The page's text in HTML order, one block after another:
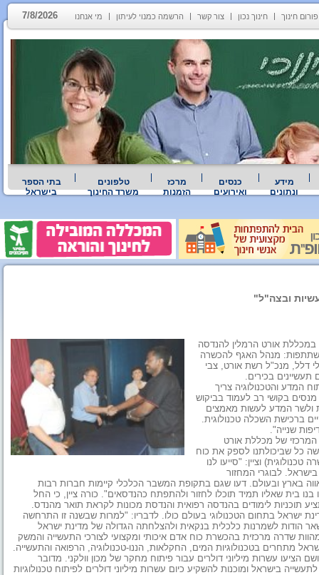
פורום חינוך חינוך נכון צור קשר הרשמה כמנוי לעיתון מי אנחנו 7/8/2026
מידע
ונתונים
כנסים
ואירועים
מרכז
הזמנות
טלפונים
משרד החינוך
בתי הספר
בישראל
ובצה"ל"
במכללת אורט הרמלין להנדסה
מנהל האגף להכשרה
דלל, מנכ"ל רשת אורט, צבי
בכירים.
המדע והטכנולוגיה צריך
בקושי רב לעמוד בביקוש
ולשר המדע לעשות מאמצים
ברכישת השכלה טכנולוגית.
שנייה".
של מכללת אורט
כל שביכולתנו לספק את כוח
וציין: "סייעו לנו
לבוגרי המחזור
בארץ ובעולם. דעו שגם בתקופת המשבר הכלכלי קיימות חברות רבות
בית שאליו תמיד תוכלו לחזור ולהתפתח כהנדסאים". כורה ציין, כי החל
תוכניות לימודים בהנדסה רפואית והנדסת מכונות לקראת תואר מהנדס.
ישראל בתחום הטכנולוגי בעולם כולו. לדבריו: "למרות שבשנה זו התרחשה
הודות לשמרנות כלכלית בנקאית ולהצלחתה הגדולה של מדינת ישראל
שדרה מרכזית בהכשרת כוח אדם איכותי ומקצועי לצורכי התעשייה והמשק
מתחרים בטכנולוגיות המים, החקלאות, הננו-טכנולוגיה, הרפואה והתעשייה.
עשרות מיליוני דולרים עבור פיתוח מחקר של מכון וולקני. מדובר
בישראל ומוכנות להשקיע כיום עשרות מיליוני דולרים לפיתוח טכנולוגיות